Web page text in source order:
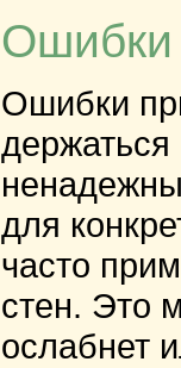
Ошибки
Ошибки
для
часто
стен. Это
ослабнет